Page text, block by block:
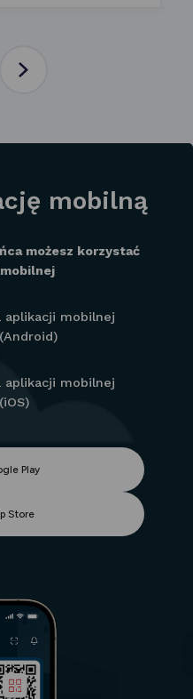
Następna
mobilną
możesz korzystać
aplikacji mobilnej
aplikacji mobilnej
PlayLink
w
StoreLink
się
w
nowej